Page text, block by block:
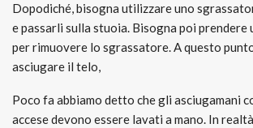
Dopodiché, bisogna utilizzare uno
e passarli sulla stuoia. Bisogna poi prendere
per rimuovere lo sgrassatore. A questo
asciugare il telo,
Poco fa abbiamo detto che gli asciugamani
accese devono essere lavati a mano. In